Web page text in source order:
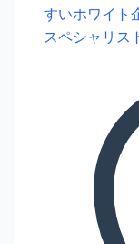
すいホワイト
スペシャリス